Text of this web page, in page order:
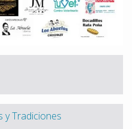
y Tradiciones